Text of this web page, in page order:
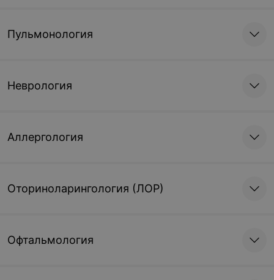
Пульмонология
Неврология
Аллергология
Оториноларингология (ЛОР)
Офтальмология